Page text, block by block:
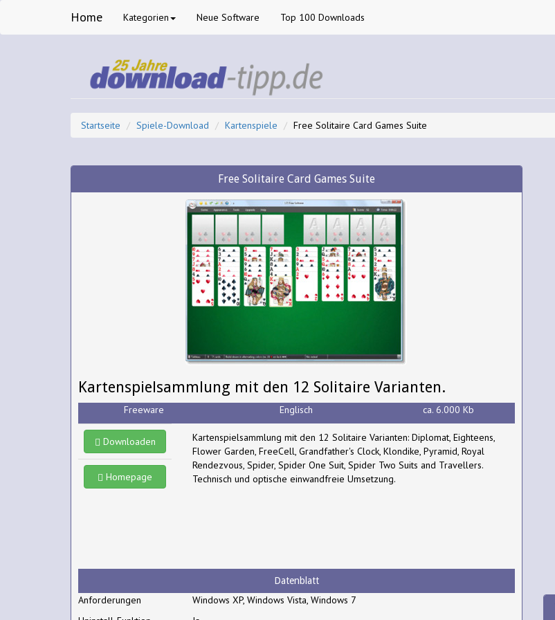
Home Kategorien Neue Software Top 100 Downloads
Startseite Spiele-Download Kartenspiele Free Solitaire Card Games Suite
Free Solitaire Card Games Suite
Kartenspielsammlung mit den 12 Solitaire Varianten.
Freeware Englisch ca. 6.000 Kb
Downloaden
Homepage
Kartenspielsammlung mit den 12 Solitaire Varianten: Diplomat, Eighteens,
Flower Garden, FreeCell, Grandfather's Clock, Klondike, Pyramid, Royal
Rendezvous, Spider, Spider One Suit, Spider Two Suits and Travellers.
Technisch und optische einwandfreie Umsetzung.
Datenblatt
Anforderungen
Windows XP, Windows Vista, Windows 7